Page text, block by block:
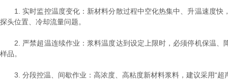
1. 实时监控温度变化：新材料分散过程中空化热集中、升温速度快
探头位置、冷却流量问题。
2. 严禁超温连续作业：浆料温度达到设定上限时，必须停机保温、
样品。
3. 分段控温、间歇作业：高浓度、高粘度新材料浆料，建议采用“超